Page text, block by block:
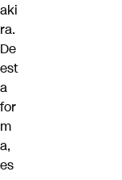
aki
ra.
De
est
a
for
m
a,
es